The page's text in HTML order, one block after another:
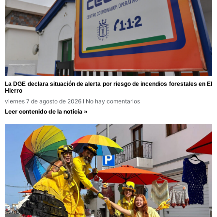
La DGE declara situación de alerta por riesgo de incendios forestales en El
Hierro
viernes 7 de agosto de 2026
No hay comentarios
Leer contenido de la noticia »